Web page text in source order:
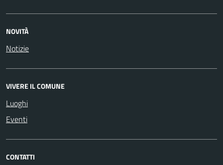
NOVITÀ
Notizie
VIVERE IL COMUNE
Luoghi
Eventi
CONTATTI